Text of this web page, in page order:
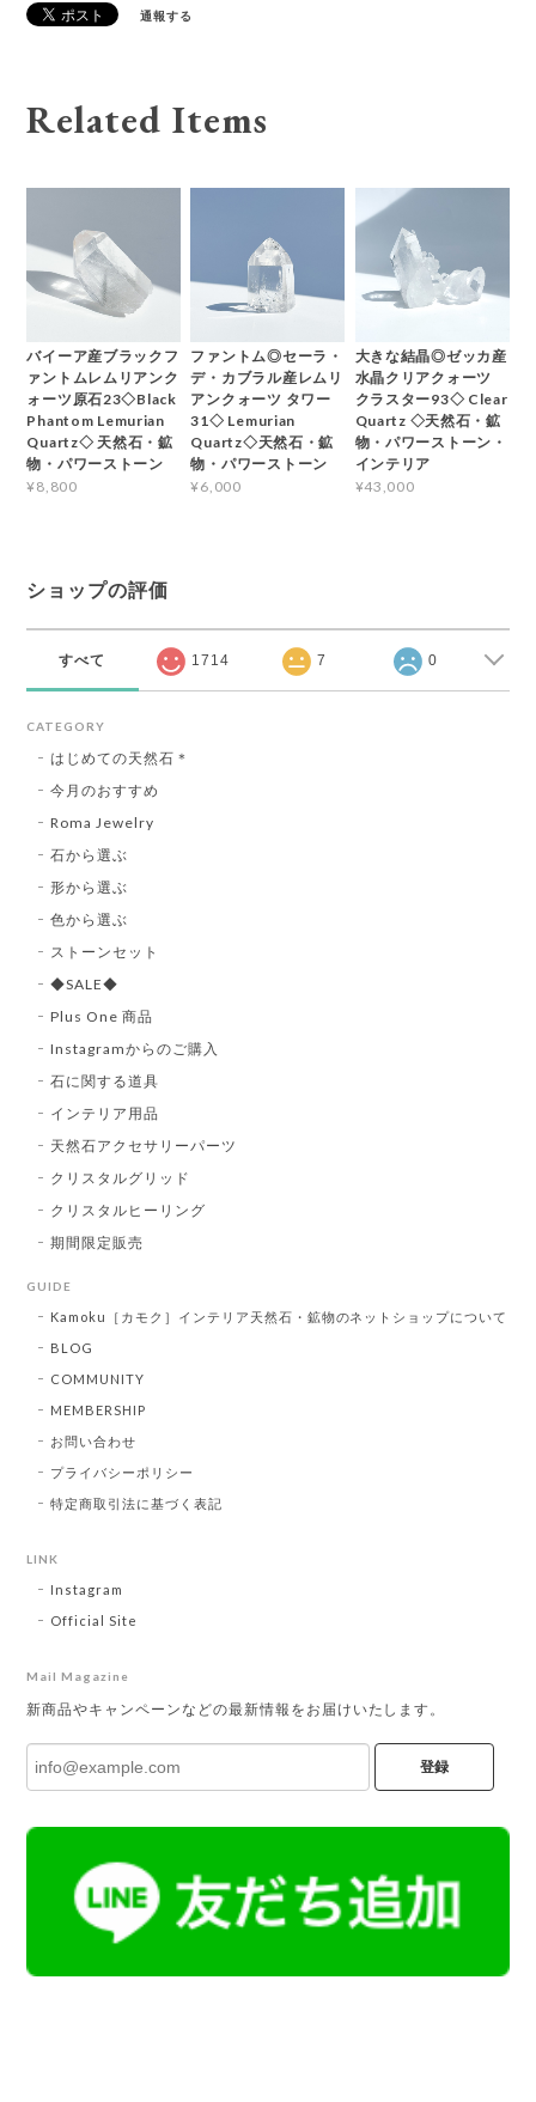
通報する
Related Items
バイーア産ブラックフ
ァントムレムリアンク
ォーツ原石23◇Black
Phantom Lemurian
Quartz◇ 天然石・鉱
物・パワーストーン
¥8,800
ファントム◎セーラ・
デ・カブラル産レムリ
アンクォーツ タワー
31◇ Lemurian
Quartz◇天然石・鉱
物・パワーストーン
¥6,000
大きな結晶◎ゼッカ産
水晶クリアクォーツ
クラスター93◇ Clear
Quartz ◇天然石・鉱
物・パワーストーン・
インテリア
¥43,000
ショップの評価
すべて 1714 7 0
CATEGORY
はじめての天然石＊
今月のおすすめ
Roma Jewelry
石から選ぶ
形から選ぶ
色から選ぶ
ストーンセット
◆SALE◆
Plus One 商品
Instagramからのご購入
石に関する道具
インテリア用品
天然石アクセサリーパーツ
クリスタルグリッド
クリスタルヒーリング
期間限定販売
GUIDE
Kamoku［カモク］インテリア天然石・鉱物のネットショップについて
BLOG
COMMUNITY
MEMBERSHIP
お問い合わせ
プライバシーポリシー
特定商取引法に基づく表記
LINK
Instagram
Official Site
Mail Magazine
新商品やキャンペーンなどの最新情報をお届けいたします。
登録